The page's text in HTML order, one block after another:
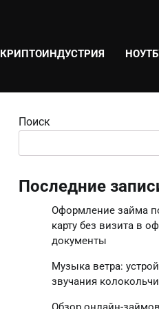
КРИПТОИНДУСТРИЯ
Поиск
Последние
Оформление займа
карту без визита в
документы
Музыка ветра:
звучания